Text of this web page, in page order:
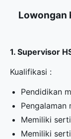
Lowongan
1. Supervisor
Kualifikasi :
Pendidikan
Pengalaman
Memiliki
Memiliki